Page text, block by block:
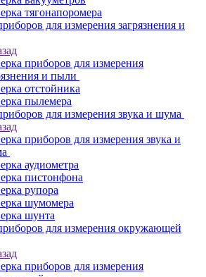
тягонапоромера
для измерения загрязнения и
приборов для измерения
и пыли
отстойника
пылемера
для измерения звука и шума
приборов для измерения звука и
аудиометра
пистонфона
рупора
шумомера
шунта
для измерения окружающей
приборов для измерения